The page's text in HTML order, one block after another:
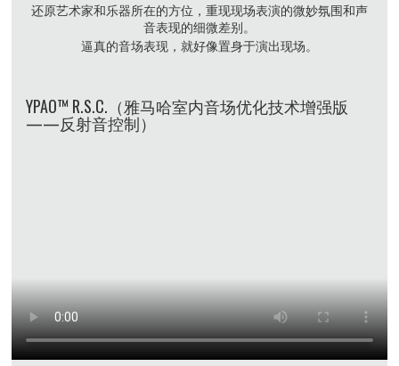
还原艺术家和乐器所在的方位，重现现场表演的微妙氛围和声
音表现的细微差别。
逼真的音场表现，就好像置身于演出现场。
YPAO™ R.S.C.（雅马哈室内音场优化技术增强版
——反射音控制）